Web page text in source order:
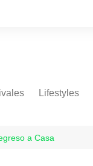
Lifestyles
a Casa